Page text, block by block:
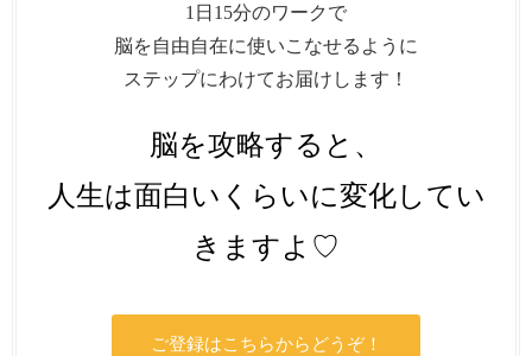
1日15分のワークで
脳を自由自在に使いこなせるように
ステップにわけてお届けします！
脳を攻略すると、
人生は面白いくらいに変化してい
きますよ♡
ご登録はこちらからどうぞ！